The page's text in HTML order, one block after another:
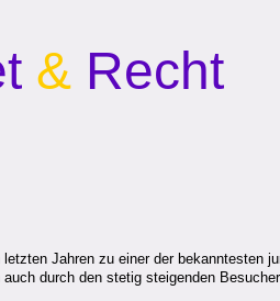
& Recht
letzten Jahren zu einer der bekanntesten
auch durch den stetig steigenden